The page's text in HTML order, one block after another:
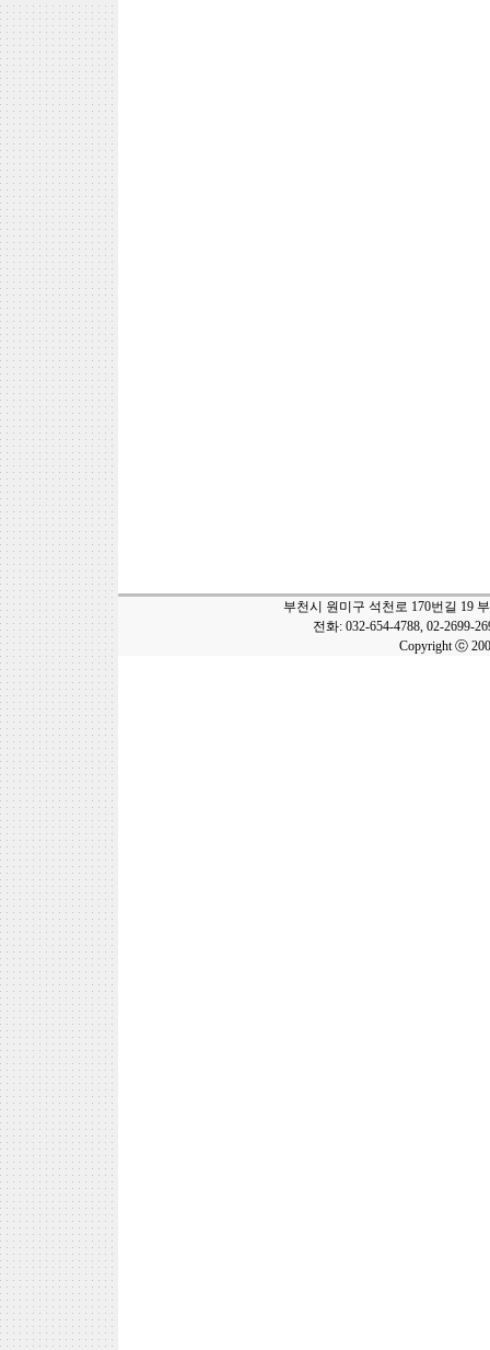
부천시 원미구 석천로 170번길 19
전화: 032-654-4788, 02-2699-
Copyright ⓒ